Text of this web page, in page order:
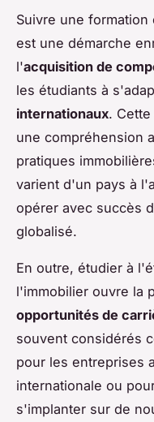
Suivre une
est une démarche
l'acquisition de
les étudiants à
internationaux.
une compréhension
pratiques
varient d'un pays à
opérer avec succès
globalisé.
En outre, étudier à
l'immobilier ouvre la
opportunités de
souvent considérés
pour les entreprises
internationale ou
s'implanter sur de